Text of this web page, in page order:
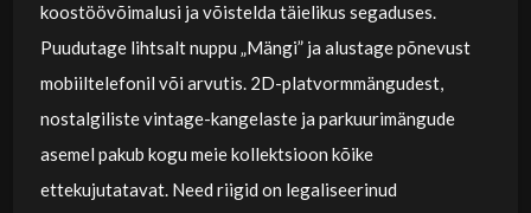
koostöövõimalusi ja võistelda täielikus segaduses.
Puudutage lihtsalt nuppu „Mängi” ja alustage põnevust
mobiiltelefonil või arvutis. 2D-platvormmängudest,
nostalgiliste vintage-kangelaste ja parkuurimängude
asemel pakub kogu meie kollektsioon kõike
ettekujutatavat. Need riigid on legaliseerinud